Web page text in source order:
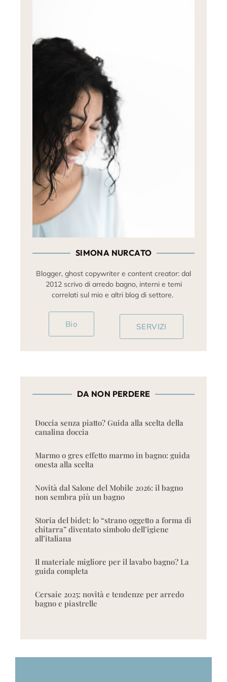
SIMONA NURCATO
Blogger, ghost copywriter e content creator: dal
2012 scrivo di arredo bagno, interni e temi
correlati sul mio e altri blog di settore.
Bio SERVIZI
DA NON PERDERE
Doccia senza piatto? Guida alla scelta della
canalina doccia
Marmo o gres effetto marmo in bagno: guida
onesta alla scelta
Novità dal Salone del Mobile 2026: il bagno
non sembra più un bagno
Storia del bidet: lo “strano oggetto a forma di
chitarra” diventato simbolo dell’igiene
all’italiana
Il materiale migliore per il lavabo bagno? La
guida completa
Cersaie 2025: novità e tendenze per arredo
bagno e piastrelle